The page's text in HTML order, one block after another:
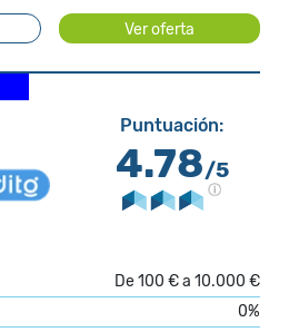
Ver oferta
Puntuación:
4.78/5
De 100 € a 10.000 €
0%